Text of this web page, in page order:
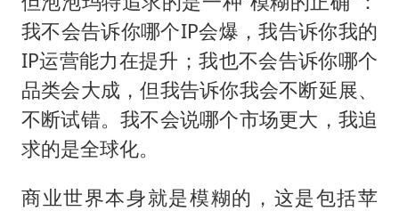
我不会告诉你哪个IP会爆，我告诉你我的
IP运营能力在提升；我也不会告诉你哪个
品类会大成，但我告诉你我会不断延展、
不断试错。我不会说哪个市场更大，我追
求的是全球化。
商业世界本身就是模糊的，这是包括苹